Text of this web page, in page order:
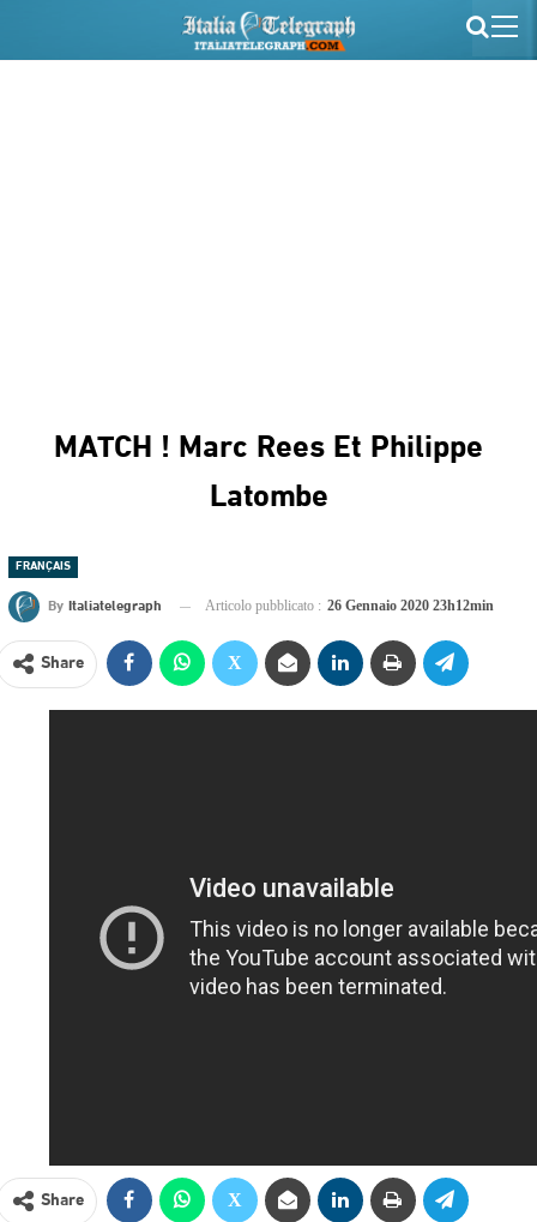
MATCH ! Marc Rees Et Philippe
Latombe
FRANÇAIS
By Italiatelegraph Articolo pubblicato : 26 Gennaio 2020 23h12min
Share
Share